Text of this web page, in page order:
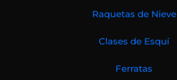
Raquetas de Nieve
Clases de Esquí
Ferratas